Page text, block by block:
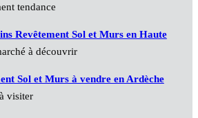
tendance
Revêtement Sol et Murs en Haute
à découvrir
Sol et Murs à vendre en Ardèche
visiter